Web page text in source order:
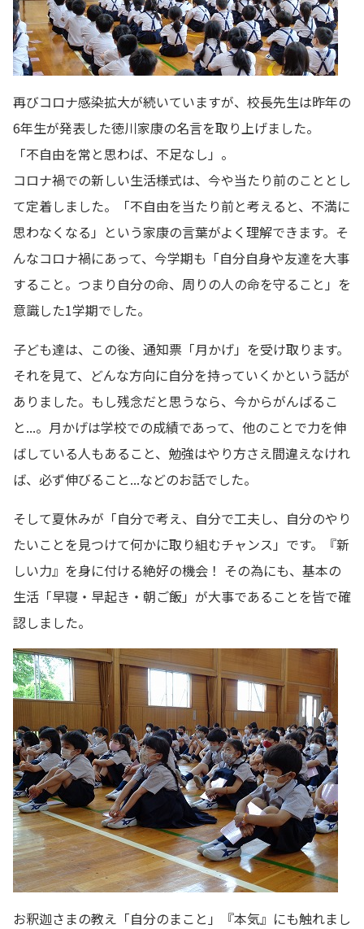
再びコロナ感染拡大が続いていますが、校長先生は昨年の
6年生が発表した徳川家康の名言を取り上げました。
「不自由を常と思わば、不足なし」。
コロナ禍での新しい生活様式は、今や当たり前のこととし
て定着しました。「不自由を当たり前と考えると、不満に
思わなくなる」という家康の言葉がよく理解できます。そ
んなコロナ禍にあって、今学期も「自分自身や友達を大事
すること。つまり自分の命、周りの人の命を守ること」を
意識した1学期でした。
子ども達は、この後、通知票「月かげ」を受け取ります。
それを見て、どんな方向に自分を持っていくかという話が
ありました。もし残念だと思うなら、今からがんばるこ
と...。月かげは学校での成績であって、他のことで力を伸
ばしている人もあること、勉強はやり方さえ間違えなけれ
ば、必ず伸びること...などのお話でした。
そして夏休みが「自分で考え、自分で工夫し、自分のやり
たいことを見つけて何かに取り組むチャンス」です。『新
しい力』を身に付ける絶好の機会！ その為にも、基本の
生活「早寝・早起き・朝ご飯」が大事であることを皆で確
認しました。
お釈迦さまの教え「自分のまこと」『本気』にも触れまし